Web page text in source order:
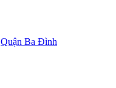
Quận Ba Đình